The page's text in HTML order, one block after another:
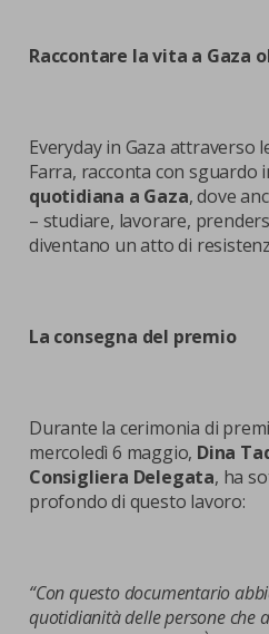
Raccontare la vita a Gaza
Everyday in Gaza attraverso
Farra, racconta con sguardo
quotidiana a Gaza, dove
– studiare, lavorare,
diventano un atto di
La consegna del premio
Durante la cerimonia di
mercoledì 6 maggio, Dina
Consigliera Delegata, ha
profondo di questo lavoro:
“Con questo documentario
quotidianità delle persone che